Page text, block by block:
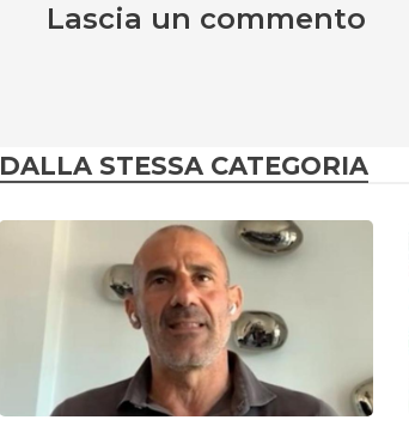
Lascia un commento
DALLA STESSA CATEGORIA